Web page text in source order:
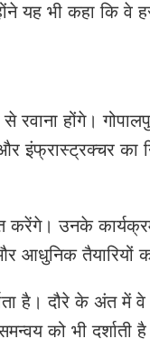
यह भी कहा कि वे
रवाना होंगे।
इंफ्रास्ट्रक्चर का
करेंगे। उनके
आधुनिक तैयारियों
है। दौरे के अंत में वे
को भी दर्शाती